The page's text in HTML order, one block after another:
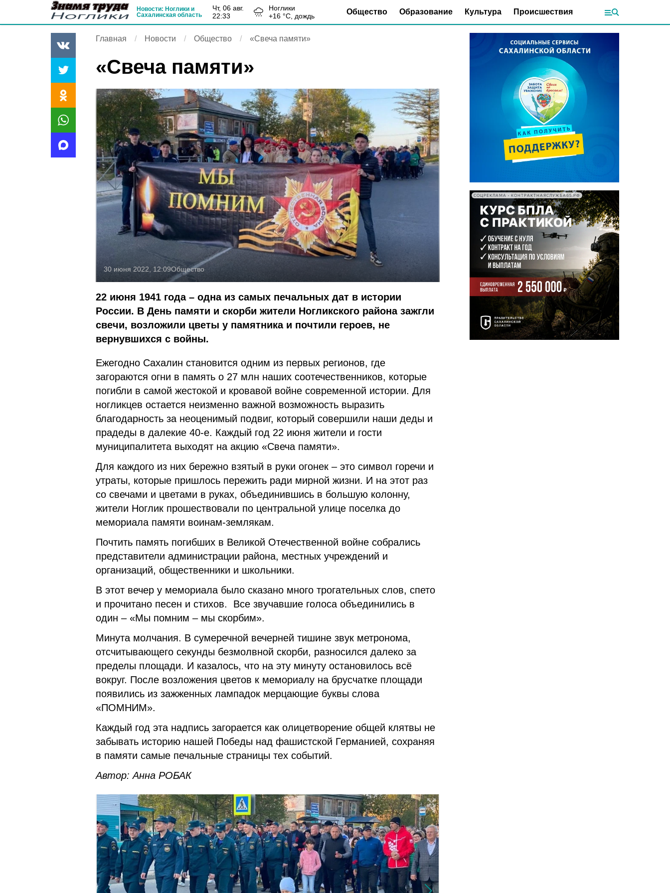
Новости: Ноглики и
Сахалинская область
чт, 06 авг.
22:33
Ноглики
+16 °С, дождь Общество Образование Культура Происшествия
Главная Новости Общество «Свеча памяти»
«Свеча памяти»
30 июня 2022, 12:09Общество
22 июня 1941 года – одна из самых печальных дат в истории
России. В День памяти и скорби жители Ногликского района зажгли
свечи, возложили цветы у памятника и почтили героев, не
вернувшихся с войны.
Ежегодно Сахалин становится одним из первых регионов, где
загораются огни в память о 27 млн наших соотечественников, которые
погибли в самой жестокой и кровавой войне современной истории. Для
ногликцев остается неизменно важной возможность выразить
благодарность за неоценимый подвиг, который совершили наши деды и
прадеды в далекие 40-е. Каждый год 22 июня жители и гости
муниципалитета выходят на акцию «Свеча памяти».
Для каждого из них бережно взятый в руки огонек – это символ горечи и
утраты, которые пришлось пережить ради мирной жизни. И на этот раз
со свечами и цветами в руках, объединившись в большую колонну,
жители Ноглик прошествовали по центральной улице поселка до
мемориала памяти воинам-землякам.
Почтить память погибших в Великой Отечественной войне собрались
представители администрации района, местных учреждений и
организаций, общественники и школьники.
В этот вечер у мемориала было сказано много трогательных слов, спето
и прочитано песен и стихов. Все звучавшие голоса объединились в
один – «Мы помним – мы скорбим».
Минута молчания. В сумеречной вечерней тишине звук метронома,
отсчитывающего секунды безмолвной скорби, разносился далеко за
пределы площади. И казалось, что на эту минуту остановилось всё
вокруг. После возложения цветов к мемориалу на брусчатке площади
появились из зажженных лампадок мерцающие буквы слова
«ПОМНИМ».
Каждый год эта надпись загорается как олицетворение общей клятвы не
забывать историю нашей Победы над фашистской Германией, сохраняя
в памяти самые печальные страницы тех событий.
Автор: Анна РОБАК
СОЦРЕКЛАМА • КОНТРАКТНАЯСЛУЖБА65.РФ